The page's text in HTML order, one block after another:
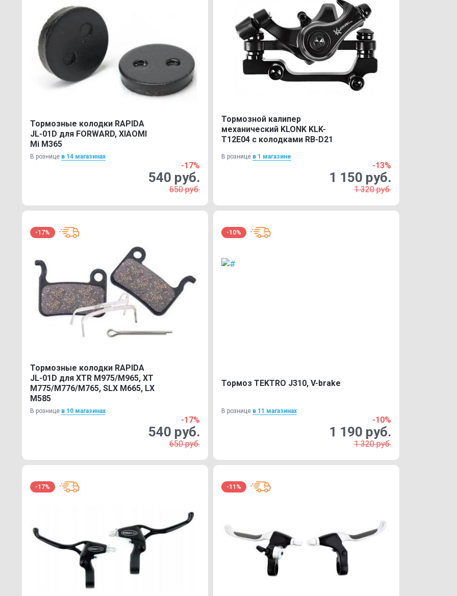
Тормозные колодки RAPIDA
JL-01D для FORWARD, XIAOMI
Mi M365
В рознице в 14 магазинах
-17%
540 руб.
650 руб.
Тормозной калипер
механический KLONK KLK-
T12E04 с колодками RB-D21
В рознице в 1 магазинe
-13%
1 150 руб.
1 320 руб.
-17%
Тормозные колодки RAPIDA
JL-01D для XTR M975/M965, XT
M775/M776/M765, SLX M665, LX
M585
В рознице в 10 магазинах
-17%
540 руб.
650 руб.
-10%
Тормоз TEKTRO J310, V-brake
В рознице в 11 магазинах
-10%
1 190 руб.
1 320 руб.
-17% -11%